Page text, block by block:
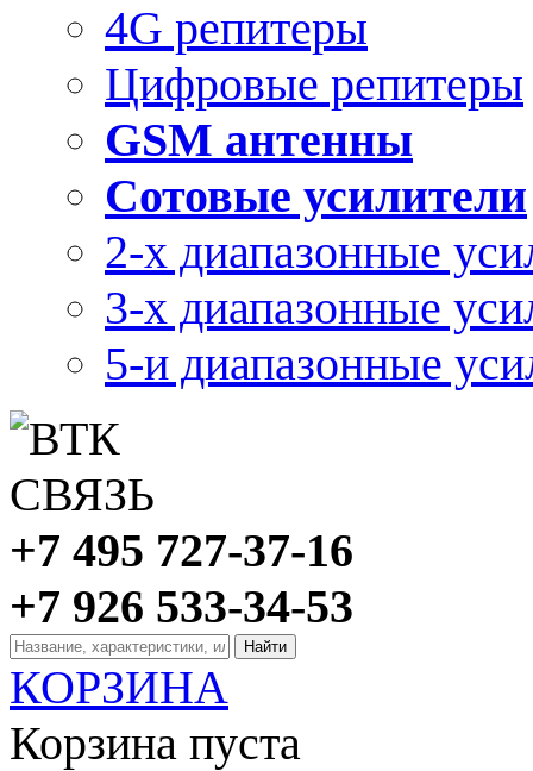
4G репитеры
Цифровые репитеры
GSM антенны
Сотовые усилители
2-х диапазонные
3-х диапазонные
5-и диапазонные
+7 495 727-37-16
+7 926 533-34-53
КОРЗИНА
Корзина пуста